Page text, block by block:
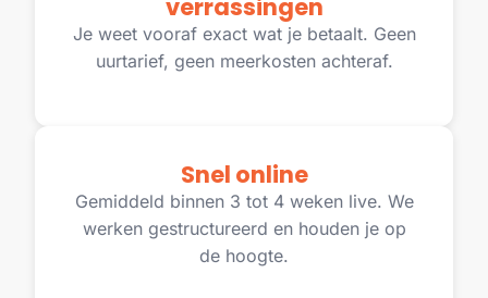
verrassingen
Je weet vooraf exact wat je betaalt. Geen
uurtarief, geen meerkosten achteraf.
Snel online
Gemiddeld binnen 3 tot 4 weken live. We
werken gestructureerd en houden je op
de hoogte.